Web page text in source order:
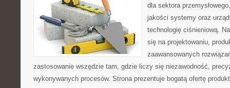
dla sektora
jakości systemy oraz
technologię ciśnieniową.
się na projektowaniu,
zaawansowanych
zastosowanie wszędzie tam, gdzie liczy się niezawodność,
wykonywanych procesów. Strona prezentuje bogatą ofertę